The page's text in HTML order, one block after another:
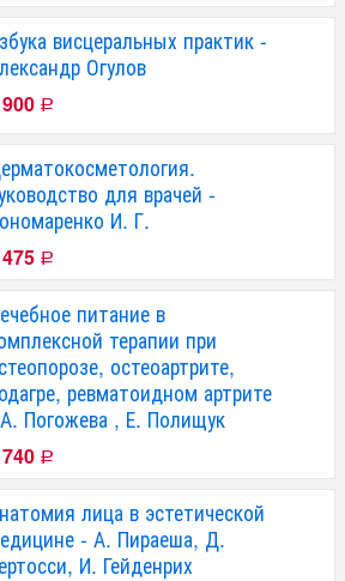
висцеральных практик -
Огулов
Р
для врачей -
И. Г.
Р
питание в
терапии при
остеоартрите,
ревматоидном артрите
Погожева , Е. Полищук
Р
лица в эстетической
- А. Пираеша, Д.
И. Гейденрих